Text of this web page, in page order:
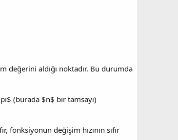
aldığı noktadır. Bu durumda
(burada $n$ bir tamsayı)
değişim hızının sıfır